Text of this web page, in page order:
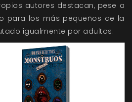
autores destacan, pese a
para los más pequeños de la
igualmente por adultos.